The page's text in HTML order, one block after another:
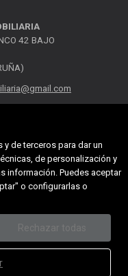
de terceros para dar un
de personalización y
información. Puedes aceptar
o configurarlas o
Rechazar todas
42 BAJO